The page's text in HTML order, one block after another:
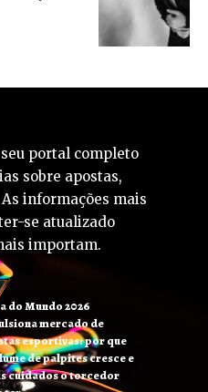
seu portal completo
sobre apostas,
informações mais
se atualizado
importam.
do Mundo 2026
mercado de
esportivas: por que
de palpites cresce e
cuidados o torcedor